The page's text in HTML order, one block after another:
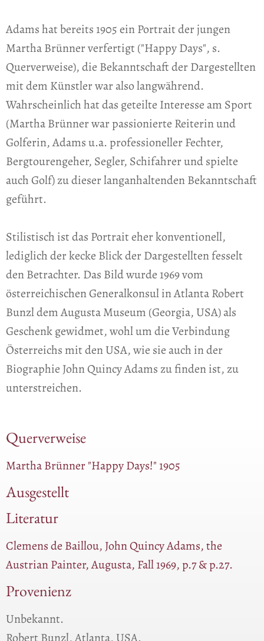
Adams hat bereits 1905 ein Portrait der jungen
Martha Brünner verfertigt ("Happy Days", s.
Querverweise), die Bekanntschaft der Dargestellten
mit dem Künstler war also langwährend.
Wahrscheinlich hat das geteilte Interesse am Sport
(Martha Brünner war passionierte Reiterin und
Golferin, Adams u.a. professioneller Fechter,
Bergtourengeher, Segler, Schifahrer und spielte
auch Golf) zu dieser langanhaltenden Bekanntschaft
geführt.
Stilistisch ist das Portrait eher konventionell,
lediglich der kecke Blick der Dargestellten fesselt
den Betrachter. Das Bild wurde 1969 vom
österreichischen Generalkonsul in Atlanta Robert
Bunzl dem Augusta Museum (Georgia, USA) als
Geschenk gewidmet, wohl um die Verbindung
Österreichs mit den USA, wie sie auch in der
Biographie John Quincy Adams zu finden ist, zu
unterstreichen.
Querverweise
Martha Brünner "Happy Days!" 1905
Ausgestellt
Literatur
Clemens de Baillou, John Quincy Adams, the
Austrian Painter, Augusta, Fall 1969, p.7 & p.27.
Provenienz
Unbekannt.
Robert Bunzl, Atlanta, USA.